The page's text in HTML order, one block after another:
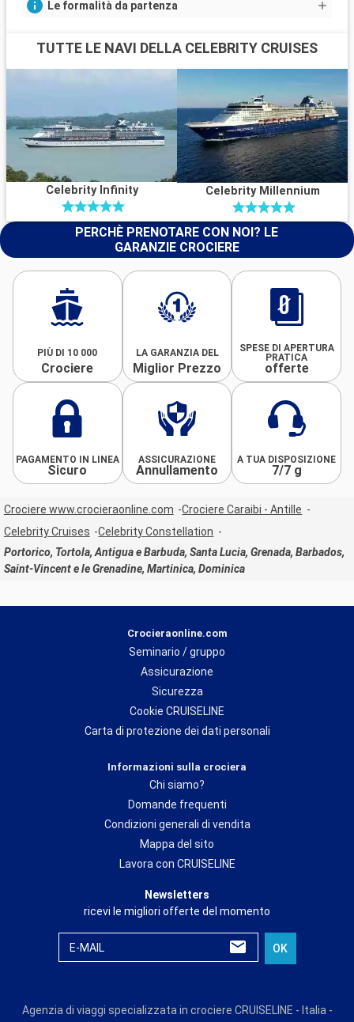
Le formalità da partenza
TUTTE LE NAVI DELLA CELEBRITY CRUISES
Celebrity Infinity Celebrity Millennium
PERCHÈ PRENOTARE CON NOI? LE
GARANZIE CROCIERE
PIÙ DI 10 000
Crociere
LA GARANZIA DEL
Miglior Prezzo
SPESE DI APERTURA
PRATICA
offerte
PAGAMENTO IN LINEA
Sicuro
ASSICURAZIONE
Annullamento
A TUA DISPOSIZIONE
7/7 g
Crociere www.crocieraonline.com
Crociere Caraibi - Antille
Celebrity Cruises
Celebrity Constellation
Portorico, Tortola, Antigua e Barbuda, Santa Lucia, Grenada, Barbados,
Saint-Vincent e le Grenadine, Martinica, Dominica
Crocieraonline.com
Seminario / gruppo
Assicurazione
Sicurezza
Cookie CRUISELINE
Carta di protezione dei dati personali
Informazioni sulla crociera
Chi siamo?
Domande frequenti
Condizioni generali di vendita
Mappa del sito
Lavora con CRUISELINE
Newsletters
ricevi le migliori offerte del momento
E-MAIL OK
Agenzia di viaggi specializzata in crociere CRUISELINE - Italia -